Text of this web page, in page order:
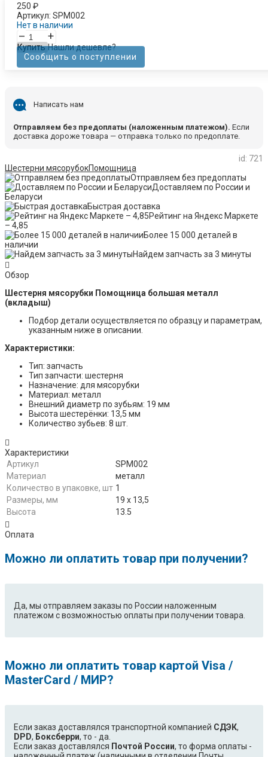
250 ₽
Артикул: SPM002
Нет в наличии
– +
Купить Нашли дешевле?
Сообщить о поступлении
Написать нам
Отправляем без предоплаты (наложенным платежом). Если
доставка дороже товара — отправка только по предоплате.
id: 721
Шестерни мясорубокПомощница
Отправляем без предоплаты
Доставляем по России и
Беларуси
Быстрая доставка
Рейтинг на Яндекс Маркете
– 4,85
Более 15 000 деталей в
наличии
Найдем запчасть за 3 минуты
Обзор
Шестерня мясорубки Помощница большая металл
(вкладыш)
Подбор детали осуществляется по образцу и параметрам,
указанным ниже в описании.
Характеристики:
Тип: запчасть
Тип запчасти: шестерня
Назначение: для мясорубки
Материал: металл
Внешний диаметр по зубьям: 19 мм
Высота шестерёнки: 13,5 мм
Количество зубьев: 8 шт.
Характеристики
Артикул
SPM002
Материал
металл
Количество в упаковке, шт 1
Размеры, мм
19 х 13,5
Высота
13.5
Оплата
Можно ли оплатить товар при получении?
Да, мы отправляем заказы по России наложенным
платежом с возможностью оплаты при получении товара.
Можно ли оплатить товар картой Visa /
MasterCard / МИР?
Если заказ доставлялся транспортной компанией СДЭК,
DPD, Боксберри, то - да.
Если заказ доставлялся Почтой России, то форма оплаты -